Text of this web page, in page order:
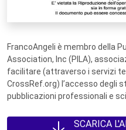
FrancoAngeli è membro della
Association, Inc (PILA),
facilitare (attraverso i servizi
CrossRef.org) l’accesso degli
pubblicazioni professionali e
SCARICA